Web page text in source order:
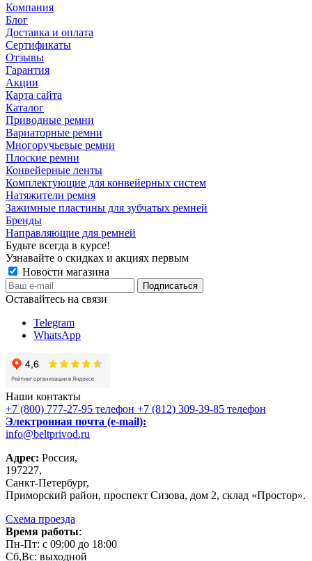
Компания
Блог
Доставка и оплата
Сертификаты
Отзывы
Гарантия
Акции
Карта сайта
Каталог
Приводные ремни
Вариаторные ремни
Многоручьевые ремни
Плоские ремни
Конвейерные ленты
Комплектующие для конвейерных систем
Натяжители ремня
Зажимные пластины для зубчатых ремней
Бренды
Направляющие для ремней
Будьте всегда в курсе!
Узнавайте о скидках и акциях первым
Новости магазина
Оставайтесь на связи
Telegram
WhatsApp
Наши контакты
+7 (800) 777-27-95 телефон +7 (812) 309-39-85 телефон
Электронная почта (e-mail):
info@beltprivod.ru
Адрес: Россия,
197227,
Санкт-Петербург,
Приморский район, проспект Сизова, дом 2, склад «Простор».
Схема проезда
Время работы:
Пн-Пт: c 09:00 до 18:00
Сб,Вc: выходной